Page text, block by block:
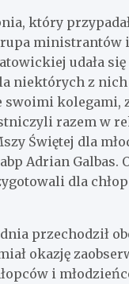
który
ministrantów
udała się
niektórych z nich
swoimi kolegami,
razem w
Świętej dla
Adrian Galbas.
dla
przechodził
okazję
i